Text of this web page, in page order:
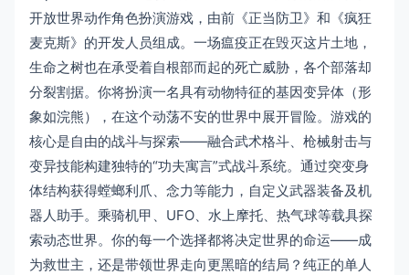
开放世界动作角色扮演游戏，由前《正当防卫》和《疯狂
麦克斯》的开发人员组成。一场瘟疫正在毁灭这片土地，
生命之树也在承受着自根部而起的死亡威胁，各个部落却
分裂割据。你将扮演一名具有动物特征的基因变异体（形
象如浣熊），在这个动荡不安的世界中展开冒险。游戏的
核心是自由的战斗与探索——融合武术格斗、枪械射击与
变异技能构建独特的“功夫寓言”式战斗系统。通过突变身
体结构获得螳螂利爪、念力等能力，自定义武器装备及机
器人助手。乘骑机甲、UFO、水上摩托、热气球等载具探
索动态世界。你的每一个选择都将决定世界的命运——成
为救世主，还是带领世界走向更黑暗的结局？纯正的单人